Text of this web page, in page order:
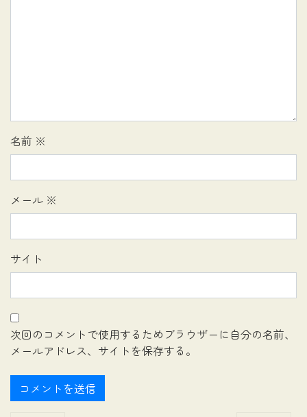
名前 ※
メール ※
サイト
次回のコメントで使用するためブラウザーに自分の名前、
メールアドレス、サイトを保存する。